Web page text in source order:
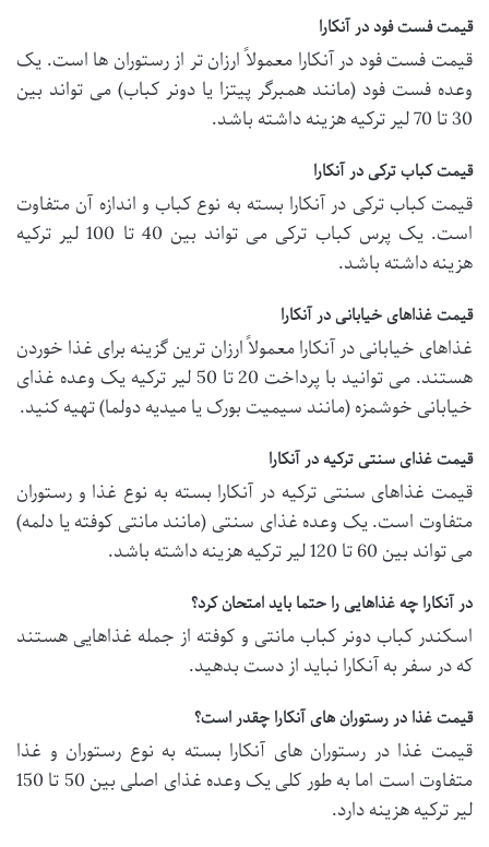
قیمت فست فود در آنکارا
قیمت فست فود در آنکارا معمولاً ارزان تر از رستوران ها است. یک
وعده فست فود (مانند همبرگر پیتزا یا دونر کباب) می تواند بین
30 تا 70 لیر ترکیه هزینه داشته باشد.
قیمت کباب ترکی در آنکارا
قیمت کباب ترکی در آنکارا بسته به نوع کباب و اندازه آن متفاوت
است. یک پرس کباب ترکی می تواند بین 40 تا 100 لیر ترکیه
هزینه داشته باشد.
قیمت غذاهای خیابانی در آنکارا
غذاهای خیابانی در آنکارا معمولاً ارزان ترین گزینه برای غذا خوردن
هستند. می توانید با پرداخت 20 تا 50 لیر ترکیه یک وعده غذای
خیابانی خوشمزه (مانند سیمیت بورک یا میدیه دولما) تهیه کنید.
قیمت غذای سنتی ترکیه در آنکارا
قیمت غذاهای سنتی ترکیه در آنکارا بسته به نوع غذا و رستوران
متفاوت است. یک وعده غذای سنتی (مانند مانتی کوفته یا دلمه)
می تواند بین 60 تا 120 لیر ترکیه هزینه داشته باشد.
در آنکارا چه غذاهایی را حتما باید امتحان کرد؟
اسکندر کباب دونر کباب مانتی و کوفته از جمله غذاهایی هستند
که در سفر به آنکارا نباید از دست بدهید.
قیمت غذا در رستوران های آنکارا چقدر است؟
قیمت غذا در رستوران های آنکارا بسته به نوع رستوران و غذا
متفاوت است اما به طور کلی یک وعده غذای اصلی بین 50 تا 150
لیر ترکیه هزینه دارد.